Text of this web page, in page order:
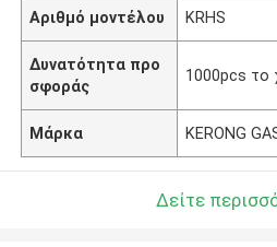
Αριθμό μοντέλου KRHS
Δυνατότητα προ
σφοράς
1000pcs το
Μάρκα KERONG
Δείτε